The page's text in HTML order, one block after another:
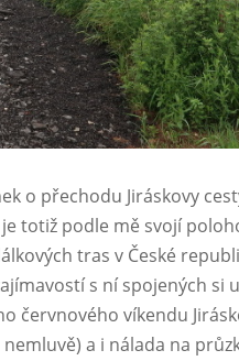
o přechodu Jiráskovy
totiž podle mě svojí
tras v České
s ní spojených si
červnového víkendu
a i nálada na